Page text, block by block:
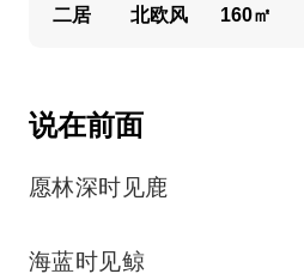
二居 北欧风 160㎡
说在前面
愿林深时见鹿
海蓝时见鲸